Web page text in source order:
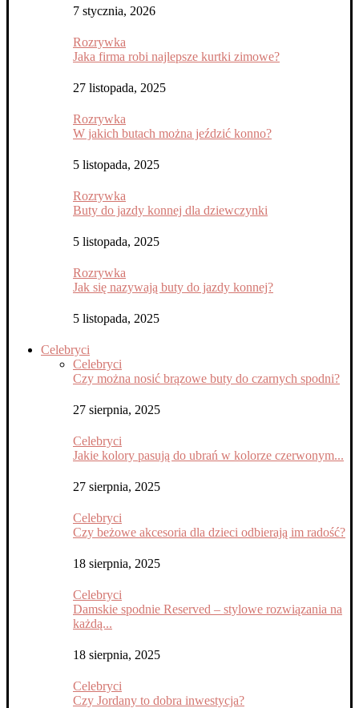
7 stycznia, 2026
Rozrywka
Jaka firma robi najlepsze kurtki zimowe?
27 listopada, 2025
Rozrywka
W jakich butach można jeździć konno?
5 listopada, 2025
Rozrywka
Buty do jazdy konnej dla dziewczynki
5 listopada, 2025
Rozrywka
Jak się nazywają buty do jazdy konnej?
5 listopada, 2025
Celebryci
Celebryci
Czy można nosić brązowe buty do czarnych spodni?
27 sierpnia, 2025
Celebryci
Jakie kolory pasują do ubrań w kolorze czerwonym...
27 sierpnia, 2025
Celebryci
Czy beżowe akcesoria dla dzieci odbierają im radość?
18 sierpnia, 2025
Celebryci
Damskie spodnie Reserved – stylowe rozwiązania na
każdą...
18 sierpnia, 2025
Celebryci
Czy Jordany to dobra inwestycja?